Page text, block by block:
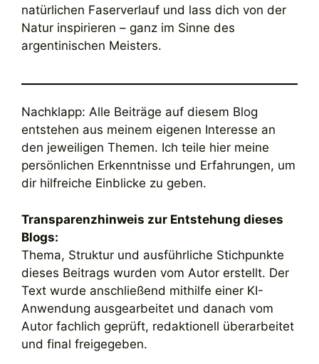
natürlichen Faserverlauf und lass dich von der
Natur inspirieren – ganz im Sinne des
argentinischen Meisters.
Nachklapp: Alle Beiträge auf diesem Blog
entstehen aus meinem eigenen Interesse an
den jeweiligen Themen. Ich teile hier meine
persönlichen Erkenntnisse und Erfahrungen, um
dir hilfreiche Einblicke zu geben.
Transparenzhinweis zur Entstehung dieses
Blogs:
Thema, Struktur und ausführliche Stichpunkte
dieses Beitrags wurden vom Autor erstellt. Der
Text wurde anschließend mithilfe einer KI-
Anwendung ausgearbeitet und danach vom
Autor fachlich geprüft, redaktionell überarbeitet
und final freigegeben.